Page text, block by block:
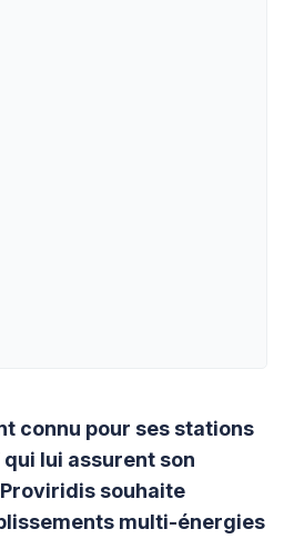
connu pour ses stations
lui assurent son
souhaite
multi-énergies